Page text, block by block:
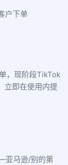
下单
，现阶段TikTok
立即在使用内提
马逊/别的第